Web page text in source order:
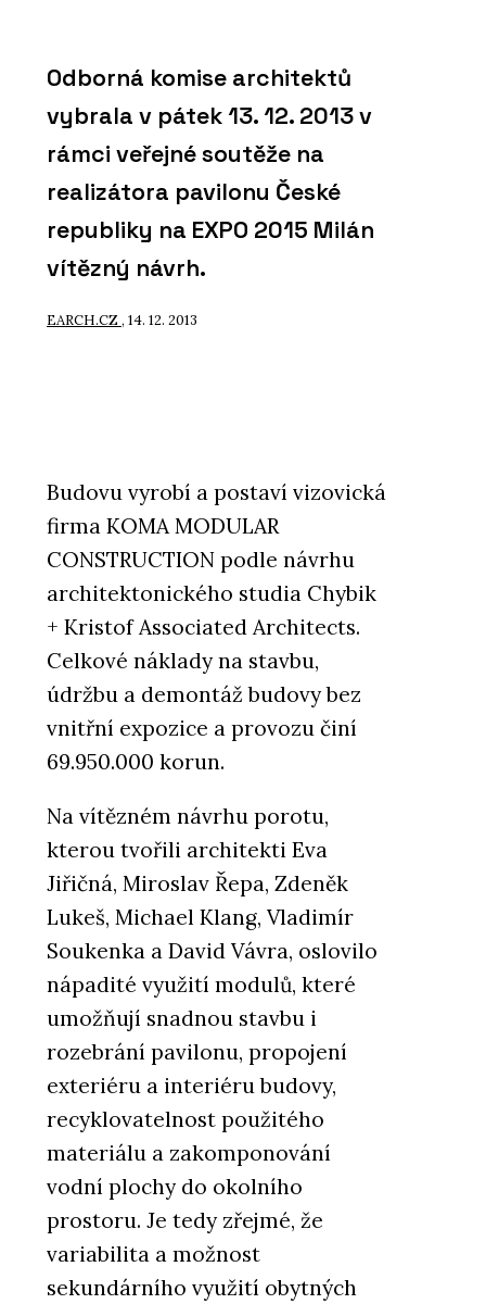
Odborná komise architektů
vybrala v pátek 13. 12. 2013 v
rámci veřejné soutěže na
realizátora pavilonu České
republiky na EXPO 2015 Milán
vítězný návrh.
EARCH.CZ , 14. 12. 2013
Budovu vyrobí a postaví vizovická
firma KOMA MODULAR
CONSTRUCTION podle návrhu
architektonického studia Chybik
+ Kristof Associated Architects.
Celkové náklady na stavbu,
údržbu a demontáž budovy bez
vnitřní expozice a provozu činí
69.950.000 korun.
Na vítězném návrhu porotu,
kterou tvořili architekti Eva
Jiřičná, Miroslav Řepa, Zdeněk
Lukeš, Michael Klang, Vladimír
Soukenka a David Vávra, oslovilo
nápadité využití modulů, které
umožňují snadnou stavbu i
rozebrání pavilonu, propojení
exteriéru a interiéru budovy,
recyklovatelnost použitého
materiálu a zakomponování
vodní plochy do okolního
prostoru. Je tedy zřejmé, že
variabilita a možnost
sekundárního využití obytných